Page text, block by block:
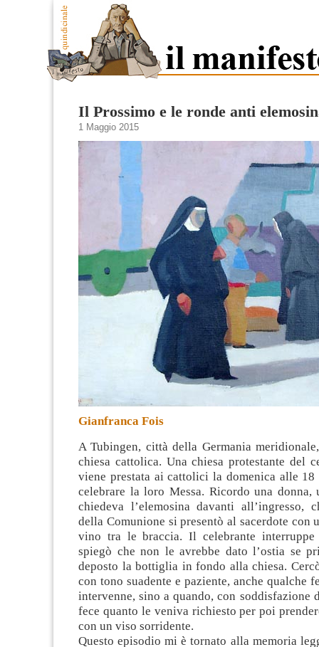
Il Prossimo e le ronde anti
1 Maggio 2015
Gianfranca Fois
A Tubingen, città della Germania
chiesa cattolica. Una chiesa protestante del
viene prestata ai cattolici la domenica alle 18
celebrare la loro Messa. Ricordo una donna,
chiedeva l’elemosina davanti all’ingresso,
della Comunione si presentò al sacerdote con
vino tra le braccia. Il celebrante
spiegò che non le avrebbe dato l’ostia se
deposto la bottiglia in fondo alla chiesa.
con tono suadente e paziente, anche qualche
intervenne, sino a quando, con soddisfazione
fece quanto le veniva richiesto per poi
con un viso sorridente.
Questo episodio mi è tornato alla memoria